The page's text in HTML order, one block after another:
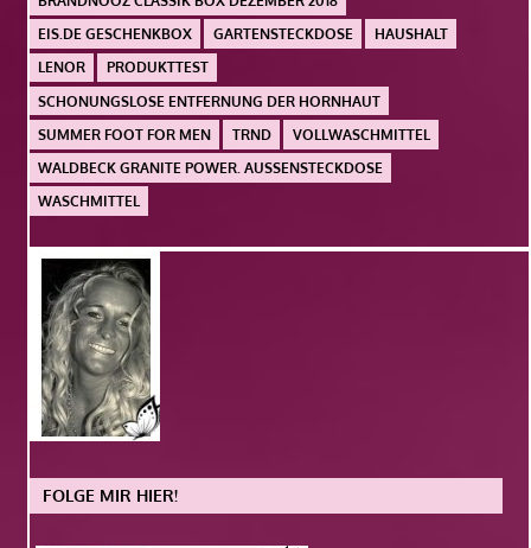
EIS.DE GESCHENKBOX
GARTENSTECKDOSE
HAUSHALT
LENOR
PRODUKTTEST
SCHONUNGSLOSE ENTFERNUNG DER HORNHAUT
SUMMER FOOT FOR MEN
TRND
VOLLWASCHMITTEL
WALDBECK GRANITE POWER. AUSSENSTECKDOSE
WASCHMITTEL
FOLGE MIR HIER!